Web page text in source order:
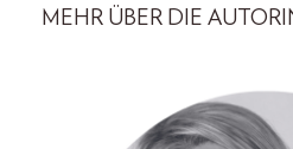
MEHR ÜBER DIE